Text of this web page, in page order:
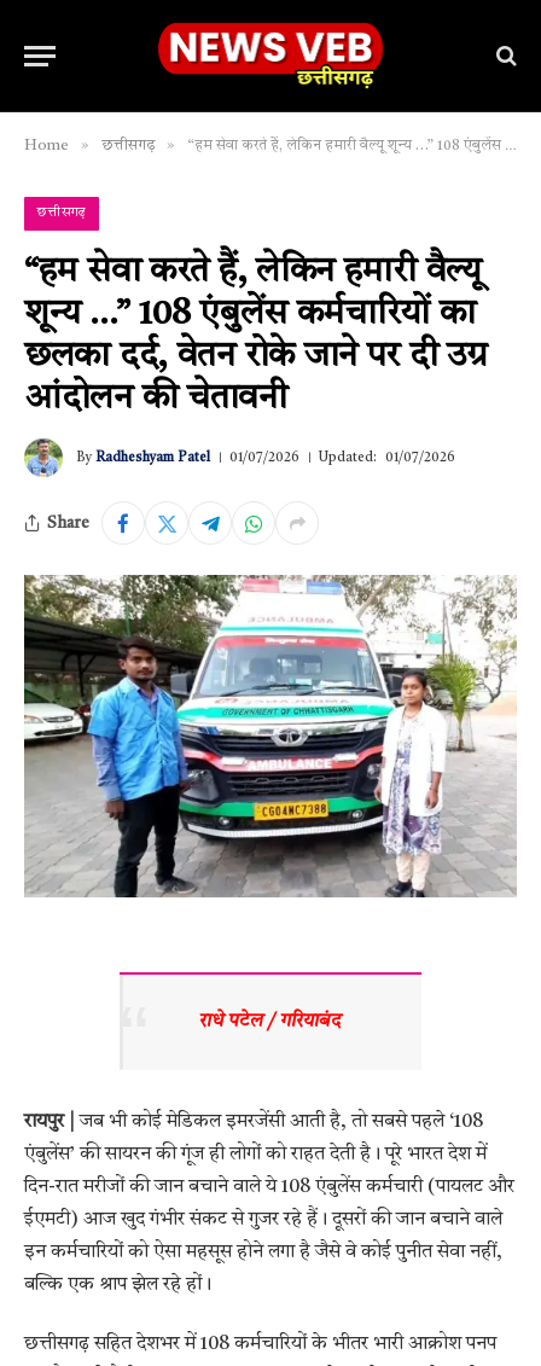
Home » छत्तीसगढ़ » “हम सेवा करते हैं, लेकिन हमारी वैल्यू शून्य …” 108 एंबुलेंस कर्मचारियों का छलका दर्द, वेतन रोके जाने पर दी उग्र आंदोलन की चेतावनी
छत्तीसगढ़
“हम सेवा करते हैं, लेकिन हमारी वैल्यू
शून्य …” 108 एंबुलेंस कर्मचारियों का
छलका दर्द, वेतन रोके जाने पर दी उग्र
आंदोलन की चेतावनी
By Radheshyam Patel 01/07/2026 Updated: 01/07/2026
Share
राधे पटेल / गरियाबंद
रायपुर |
जब भी कोई मेडिकल इमरजेंसी आती है, तो सबसे पहले ‘108
एंबुलेंस’ की सायरन की गूंज ही लोगों को राहत देती है। पूरे भारत देश में
दिन-रात मरीजों की जान बचाने वाले ये 108 एंबुलेंस कर्मचारी (पायलट और
ईएमटी) आज खुद गंभीर संकट से गुजर रहे हैं। दूसरों की जान बचाने वाले
इन कर्मचारियों को ऐसा महसूस होने लगा है जैसे वे कोई पुनीत सेवा नहीं,
बल्कि एक श्राप झेल रहे हों।
छत्तीसगढ़ सहित देशभर में 108 कर्मचारियों के भीतर भारी आक्रोश पनप